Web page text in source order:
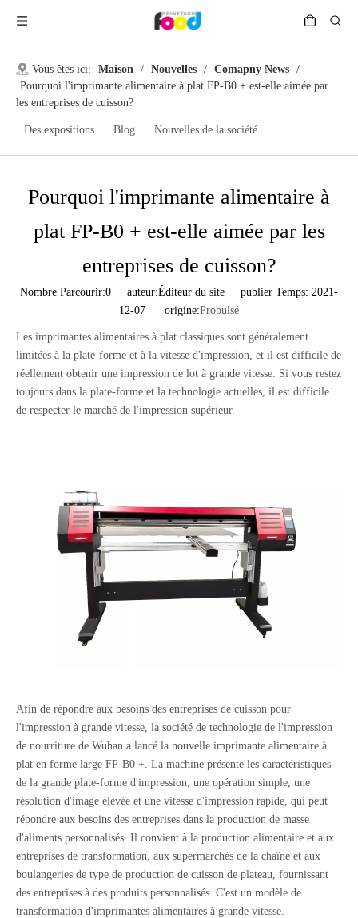
Vous êtes ici: Maison / Nouvelles / Comapny News /
Pourquoi l'imprimante alimentaire à plat FP-B0 + est-elle aimée par
les entreprises de cuisson?
Des expositions Blog Nouvelles de la société
Pourquoi l'imprimante alimentaire à
plat FP-B0 + est-elle aimée par les
entreprises de cuisson?
Nombre Parcourir:0 auteur:Éditeur du site publier Temps: 2021-
12-07 origine:Propulsé
Les imprimantes alimentaires à plat classiques sont généralement
limitées à la plate-forme et à la vitesse d'impression, et il est difficile de
réellement obtenir une impression de lot à grande vitesse. Si vous restez
toujours dans la plate-forme et la technologie actuelles, il est difficile
de respecter le marché de l'impression supérieur.
Afin de répondre aux besoins des entreprises de cuisson pour
l'impression à grande vitesse, la société de technologie de l'impression
de nourriture de Wuhan a lancé la nouvelle imprimante alimentaire à
plat en forme large FP-B0 +. La machine présente les caractéristiques
de la grande plate-forme d'impression, une opération simple, une
résolution d'image élevée et une vitesse d'impression rapide, qui peut
répondre aux besoins des entreprises dans la production de masse
d'aliments personnalisés. Il convient à la production alimentaire et aux
entreprises de transformation, aux supermarchés de la chaîne et aux
boulangeries de type de production de cuisson de plateau, fournissant
des entreprises à des produits personnalisés. C'est un modèle de
transformation d'imprimantes alimentaires à grande vitesse.